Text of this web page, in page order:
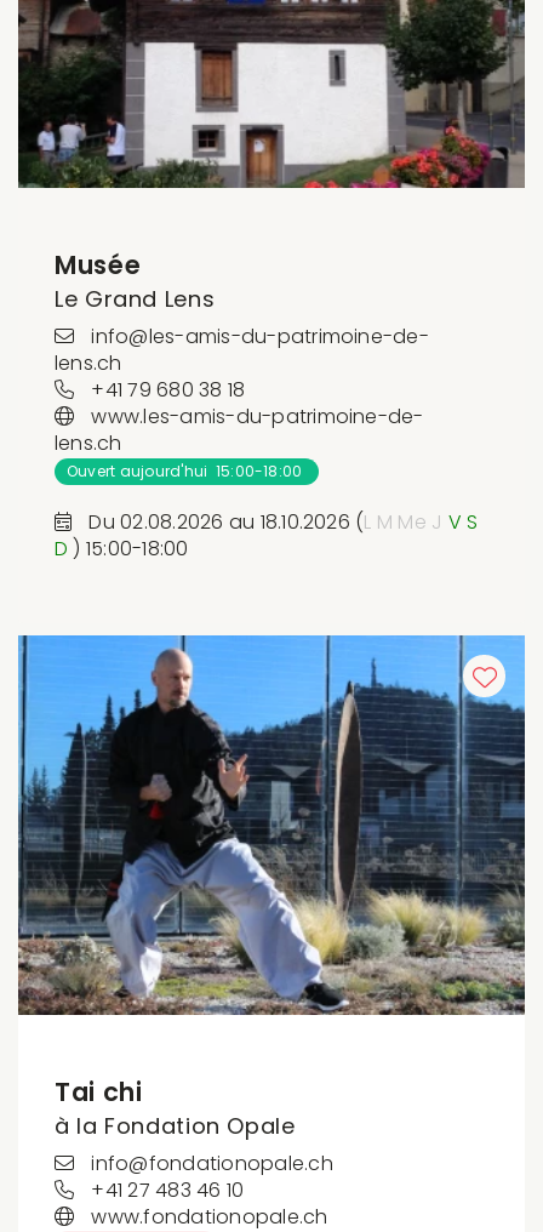
Musée
Le Grand Lens
info@les-amis-du-patrimoine-de-
lens.ch
+41 79 680 38 18
www.les-amis-du-patrimoine-de-
lens.ch
Ouvert aujourd'hui 15:00-18:00
Du 02.08.2026 au 18.10.2026 (L M Me J VS
D ) 15:00-18:00
Tai chi
à la Fondation Opale
info@fondationopale.ch
+41 27 483 46 10
www.fondationopale.ch